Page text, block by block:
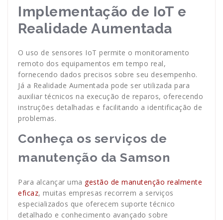
Implementação de IoT e
Realidade Aumentada
O uso de sensores IoT permite o monitoramento
remoto dos equipamentos em tempo real,
fornecendo dados precisos sobre seu desempenho.
Já a Realidade Aumentada pode ser utilizada para
auxiliar técnicos na execução de reparos, oferecendo
instruções detalhadas e facilitando a identificação de
problemas.
Conheça os serviços de
manutenção da Samson
Para alcançar uma gestão de manutenção realmente
eficaz, muitas empresas recorrem a serviços
especializados que oferecem suporte técnico
detalhado e conhecimento avançado sobre